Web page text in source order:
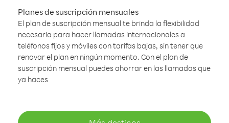
Planes de suscripción mensuales
El plan de suscripción mensual te brinda la flexibilidad
necesaria para hacer llamadas internacionales a
teléfonos fijos y móviles con tarifas bajas, sin tener que
renovar el plan en ningún momento. Con el plan de
suscripción mensual puedes ahorrar en las llamadas que
ya haces